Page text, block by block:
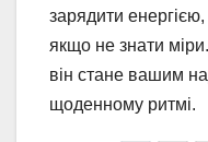
зарядити
якщо не знати
він стане вашим
щоденному ритмі.